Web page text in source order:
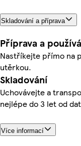
Skladování a příprava
Příprava a
Nastříkejte přímo na
utěrkou.
Skladování
Uchovávejte a
nejlépe do 3 let od
Více informací